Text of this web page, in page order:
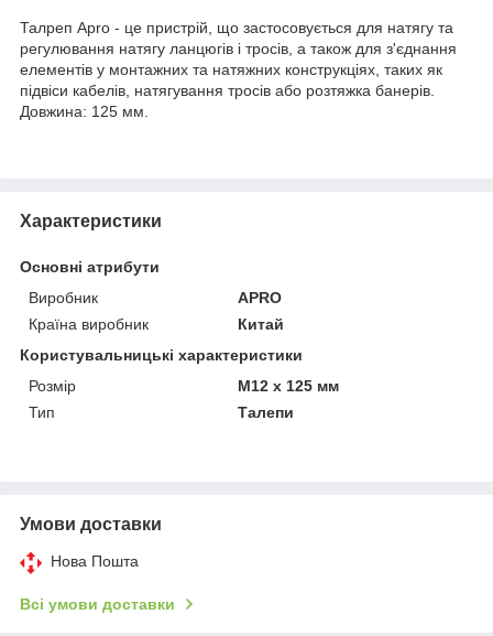
Талреп Apro - це пристрій, що застосовується для натягу та
регулювання натягу ланцюгів і тросів, а також для з'єднання
елементів у монтажних та натяжних конструкціях, таких як
підвіси кабелів, натягування тросів або розтяжка банерів.
Довжина: 125 мм.
Характеристики
Основні атрибути
Виробник
APRO
Країна виробник
Китай
Користувальницькі характеристики
Розмір
M12 x 125 мм
Тип
Талепи
Умови доставки
Нова Пошта
Всі умови доставки